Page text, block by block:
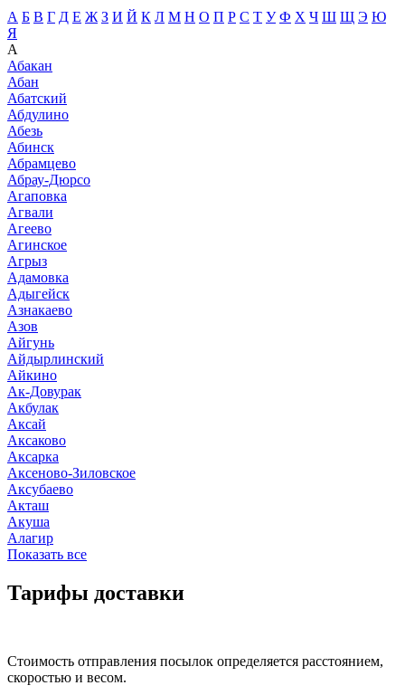
А Б В Г Д Е Ж З И Й К Л М Н О П Р С Т У Ф Х Ч Ш Щ Э Ю
Я
А
Абакан
Абан
Абатский
Абдулино
Абезь
Абинск
Абрамцево
Абрау-Дюрсо
Агаповка
Агвали
Агеево
Агинское
Агрыз
Адамовка
Адыгейск
Азнакаево
Азов
Айгунь
Айдырлинский
Айкино
Ак-Довурак
Акбулак
Аксай
Аксаково
Аксарка
Аксеново-Зиловское
Аксубаево
Акташ
Акуша
Алагир
Показать все
Тарифы доставки
Стоимость отправления посылок определяется расстоянием,
скоростью и весом.